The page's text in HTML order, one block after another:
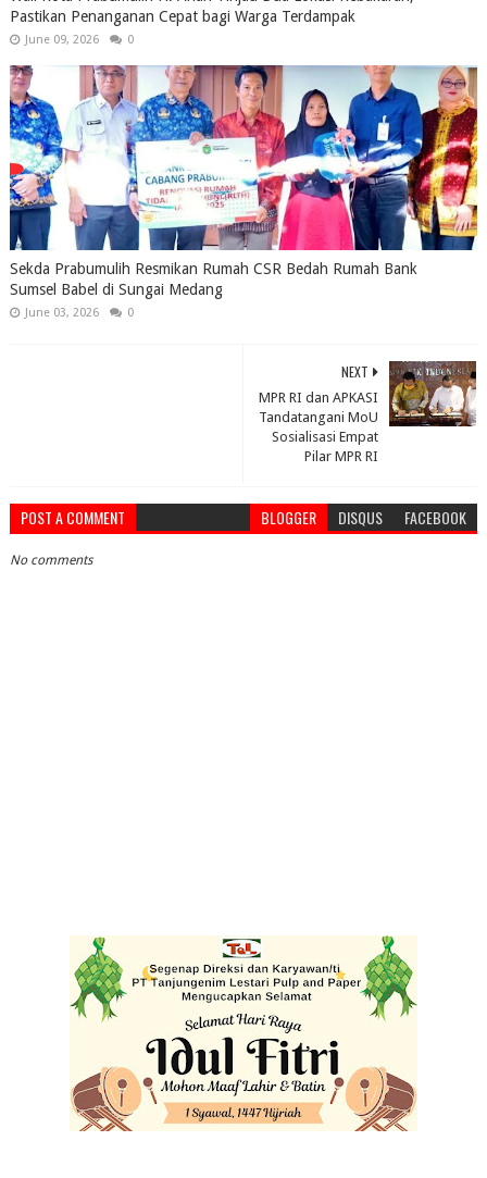
Pastikan Penanganan Cepat bagi Warga Terdampak
June 09, 2026 0
Sekda Prabumulih Resmikan Rumah CSR Bedah Rumah Bank
Sumsel Babel di Sungai Medang
June 03, 2026 0
NEXT
MPR RI dan APKASI
Tandatangani MoU
Sosialisasi Empat
Pilar MPR RI
POST A COMMENT BLOGGER DISQUS FACEBOOK
No comments